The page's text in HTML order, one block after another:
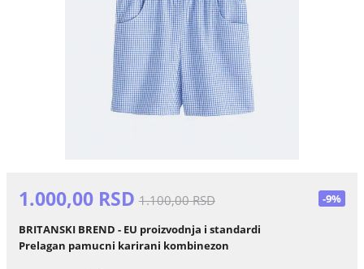
1.000,00 RSD 1.100,00 RSD -9%
BRITANSKI BREND - EU proizvodnja i standardi
Prelagan pamucni karirani kombinezon